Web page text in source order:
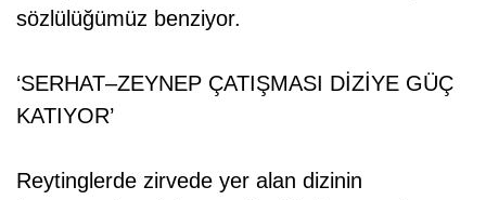
sözlülüğümüz benziyor.
‘SERHAT–ZEYNEP ÇATIŞMASI DİZİYE GÜÇ
KATIYOR’
Reytinglerde zirvede yer alan dizinin